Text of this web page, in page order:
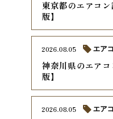
東京都のエアコ
版】
神奈川県のエア
版】
2026.08.05 エア
2026.08.05 エア